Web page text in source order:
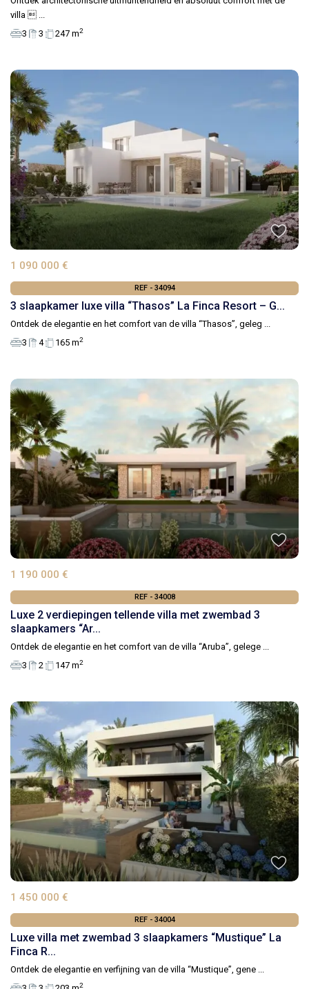
villa 
3
3 247 m2
1 090 000 €
REF - 34094
3 slaapkamer luxe villa “Thasos” La Finca Resort – G...
Ontdek de elegantie en het comfort van de villa “Thasos”, geleg
3
4 165 m2
1 190 000 €
REF - 34008
Luxe 2 verdiepingen tellende villa met zwembad 3
slaapkamers “Ar...
Ontdek de elegantie en het comfort van de villa “Aruba”, gelege
3
2 147 m2
1 450 000 €
REF - 34004
Luxe villa met zwembad 3 slaapkamers “Mustique” La
Finca R...
Ontdek de elegantie en verfijning van de villa “Mustique”, gene
2